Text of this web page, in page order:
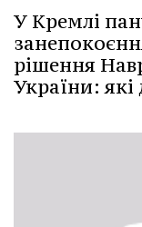
У Кремлі
рішення
України: які